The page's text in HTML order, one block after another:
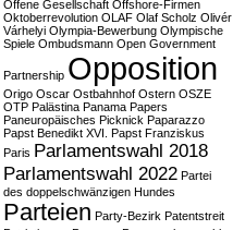
Offene Gesellschaft Offshore-Firmen
Oktoberrevolution OLAF Olaf Scholz Olivér
Várhelyi Olympia-Bewerbung Olympische
Spiele Ombudsmann Open Government
Partnership Opposition
Origo Oscar Ostbahnhof Ostern OSZE
OTP Palästina Panama Papers
Paneuropäisches Picknick Paparazzo
Papst Benedikt XVI. Papst Franziskus
Paris Parlamentswahl 2018
Parlamentswahl 2022 Partei
des doppelschwänzigen Hundes
Parteien Party-Bezirk Patentstreit